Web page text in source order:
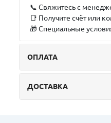
📞 Свяжитесь с
📑 Получите счёт или
🎁 Специальные
ОПЛАТА
ДОСТАВКА